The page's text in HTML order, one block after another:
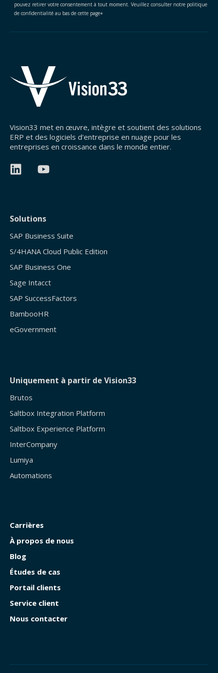
pouvez retirer votre consentement à tout moment. Veuillez consulter notre politique
de confidentialité au bas de cette page*
Vision33 met en œuvre, intègre et soutient des solutions
ERP et des logiciels d'entreprise en nuage pour les
entreprises en croissance dans le monde entier.
Solutions
SAP Business Suite
S/4HANA Cloud Public Edition
SAP Business One
Sage Intacct
SAP SuccessFactors
BambooHR
eGovernment
Uniquement à partir de Vision33
Brutos
Saltbox Integration Platform
Saltbox Experience Platform
InterCompany
Lumiya
Automations
Carrières
À propos de nous
Blog
Études de cas
Portail clients
Service client
Nous contacter